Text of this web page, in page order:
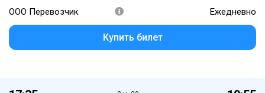
ООО Перевозчик Ежедневно
Купить билет